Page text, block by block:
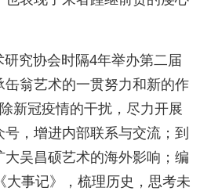
研究协会时隔4年举办第二届
翁艺术的一贯努力和新的作
新冠疫情的干扰，尽力开展
，增进内部联系与交流；到
吴昌硕艺术的海外影响；编
大事记》，梳理历史，思考未